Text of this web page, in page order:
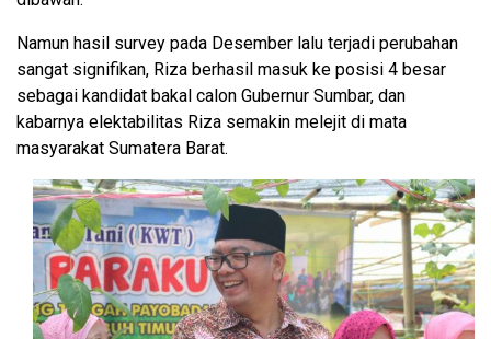
Namun hasil survey pada Desember lalu terjadi perubahan
sangat signifikan, Riza berhasil masuk ke posisi 4 besar
sebagai kandidat bakal calon Gubernur Sumbar, dan
kabarnya elektabilitas Riza semakin melejit di mata
masyarakat Sumatera Barat.